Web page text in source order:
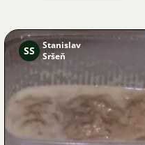
Obrázok
SS
Stanislav
Sršeň